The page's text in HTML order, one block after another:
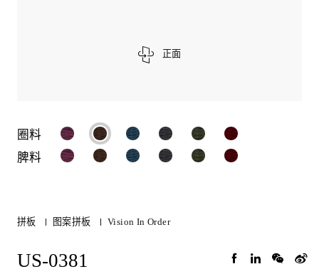
正面
圈料
脾料
拼板 图案拼板 Vision In Order
US-0381